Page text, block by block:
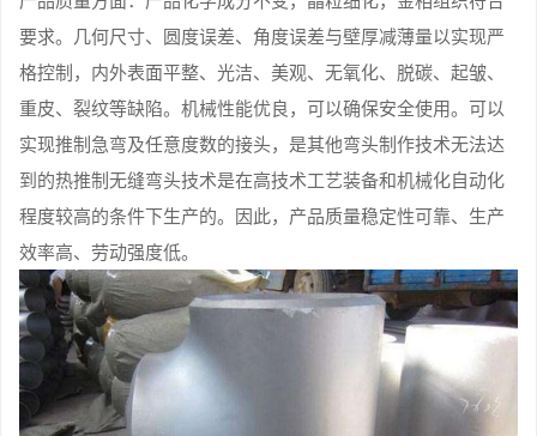
要求。几何尺寸、圆度误差、角度误差与壁厚减薄量以实现严
格控制，内外表面平整、光洁、美观、无氧化、脱碳、起皱、
重皮、裂纹等缺陷。机械性能优良，可以确保安全使用。可以
实现推制急弯及任意度数的接头，是其他弯头制作技术无法达
到的热推制无缝弯头技术是在高技术工艺装备和机械化自动化
程度较高的条件下生产的。因此，产品质量稳定性可靠、生产
效率高、劳动强度低。